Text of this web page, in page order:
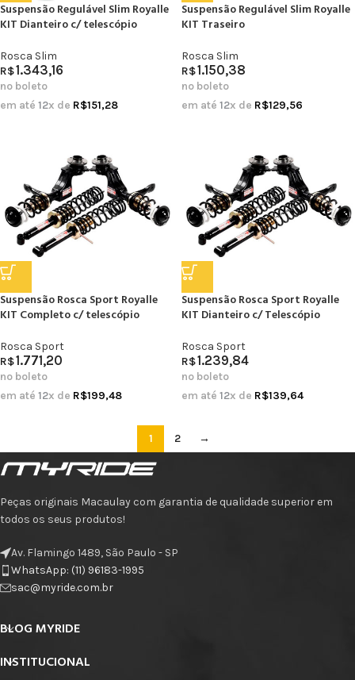
Suspensão Regulável Slim Royalle
KIT Dianteiro c/ telescópio
Rosca Slim
R$1.343,16
no boleto
em até 12x de R$151,28
Suspensão Regulável Slim Royalle
KIT Traseiro
Rosca Slim
R$1.150,38
no boleto
em até 12x de R$129,56
Suspensão Rosca Sport Royalle
KIT Completo c/ telescópio
Rosca Sport
R$1.771,20
no boleto
em até 12x de R$199,48
Suspensão Rosca Sport Royalle
KIT Dianteiro c/ Telescópio
Rosca Sport
R$1.239,84
no boleto
em até 12x de R$139,64
1 2 →
Peças originais Macaulay com garantia de qualidade superior em
todos os seus produtos!
Av. Flamingo 1489, São Paulo - SP
WhatsApp: (11) 96183-1995
sac@myride.com.br
BLOG MYRIDE
INSTITUCIONAL